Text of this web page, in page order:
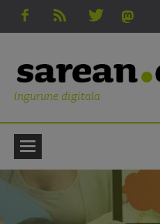
ingurune digitala